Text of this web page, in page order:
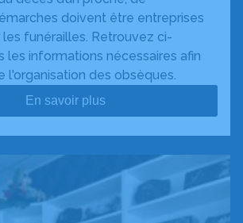
doivent être entreprises
les funérailles. Retrouvez ci-
les informations nécessaires afin
l'organisation des obsèques.
En savoir plus